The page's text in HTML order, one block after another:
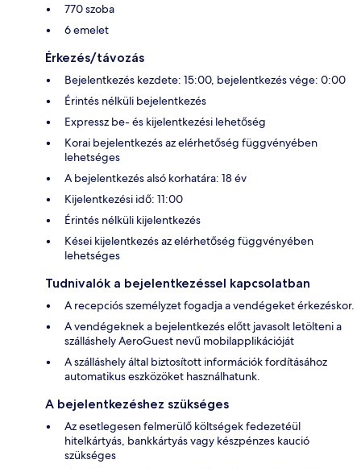
770 szoba
6 emelet
Érkezés/távozás
Bejelentkezés kezdete: 15:00, bejelentkezés vége: 0:00
Érintés nélküli bejelentkezés
Expressz be- és kijelentkezési lehetőség
Korai bejelentkezés az elérhetőség függvényében
lehetséges
A bejelentkezés alsó korhatára: 18 év
Kijelentkezési idő: 11:00
Érintés nélküli kijelentkezés
Kései kijelentkezés az elérhetőség függvényében
lehetséges
Tudnivalók a bejelentkezéssel kapcsolatban
A recepciós személyzet fogadja a vendégeket érkezéskor.
A vendégeknek a bejelentkezés előtt javasolt letölteni a
szálláshely AeroGuest nevű mobilapplikációját
A szálláshely által biztosított információk fordításához
automatikus eszközöket használhatunk.
A bejelentkezéshez szükséges
Az esetlegesen felmerülő költségek fedezetéül
hitelkártyás, bankkártyás vagy készpénzes kaució
szükséges